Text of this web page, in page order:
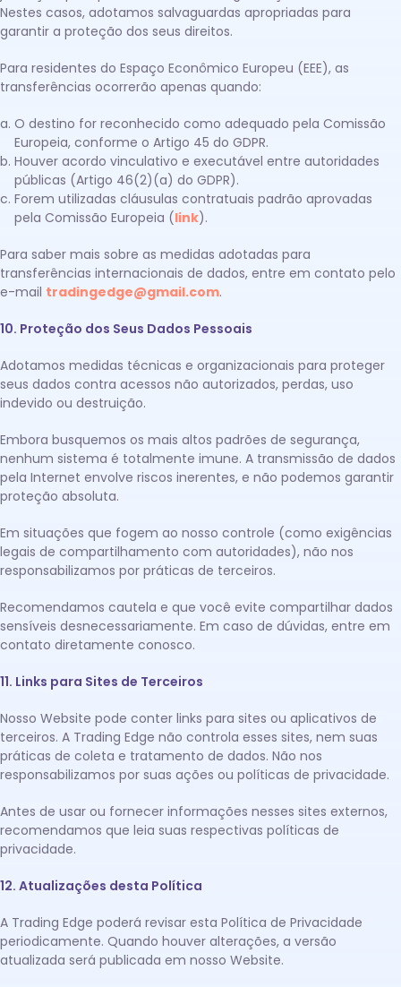
Nestes casos, adotamos salvaguardas apropriadas para
garantir a proteção dos seus direitos.
Para residentes do Espaço Econômico Europeu (EEE), as
transferências ocorrerão apenas quando:
O destino for reconhecido como adequado pela Comissão
Europeia, conforme o Artigo 45 do GDPR.
Houver acordo vinculativo e executável entre autoridades
públicas (Artigo 46(2)(a) do GDPR).
Forem utilizadas cláusulas contratuais padrão aprovadas
pela Comissão Europeia (link).
Para saber mais sobre as medidas adotadas para
transferências internacionais de dados, entre em contato pelo
e-mail tradingedge@gmail.com.
10. Proteção dos Seus Dados Pessoais
Adotamos medidas técnicas e organizacionais para proteger
seus dados contra acessos não autorizados, perdas, uso
indevido ou destruição.
Embora busquemos os mais altos padrões de segurança,
nenhum sistema é totalmente imune. A transmissão de dados
pela Internet envolve riscos inerentes, e não podemos garantir
proteção absoluta.
Em situações que fogem ao nosso controle (como exigências
legais de compartilhamento com autoridades), não nos
responsabilizamos por práticas de terceiros.
Recomendamos cautela e que você evite compartilhar dados
sensíveis desnecessariamente. Em caso de dúvidas, entre em
contato diretamente conosco.
11. Links para Sites de Terceiros
Nosso Website pode conter links para sites ou aplicativos de
terceiros. A Trading Edge não controla esses sites, nem suas
práticas de coleta e tratamento de dados. Não nos
responsabilizamos por suas ações ou políticas de privacidade.
Antes de usar ou fornecer informações nesses sites externos,
recomendamos que leia suas respectivas políticas de
privacidade.
12. Atualizações desta Política
A Trading Edge poderá revisar esta Política de Privacidade
periodicamente. Quando houver alterações, a versão
atualizada será publicada em nosso Website.